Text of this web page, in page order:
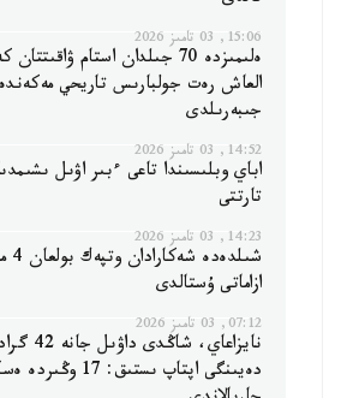
15:06, 03 تامىز 2026
ەلىمىزدە 70 جىلدان استام
العاش رەت جولبارىس تاريحي مەكەندەۋ
جىبەرىلدى
14:52, 03 تامىز 2026
اباي وبلىسىندا تاعى ءبىر اۋىل
تارتتى
14:23, 03 تامىز 2026
ازاماتى ۇستالدى
07:12, 03 تامىز 2026
نايزاعاي،
دەيىنگى اپتاپ ىستىق: 17